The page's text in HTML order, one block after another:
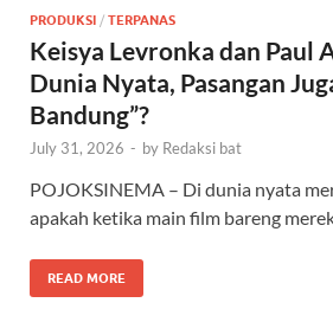
PRODUKSI / TERPANAS
Keisya Levronka dan Paul
Dunia Nyata, Pasangan
Bandung”?
July 31, 2026 - by Redaksi bat
POJOKSINEMA – Di dunia nyata
apakah ketika main film bareng
READ MORE